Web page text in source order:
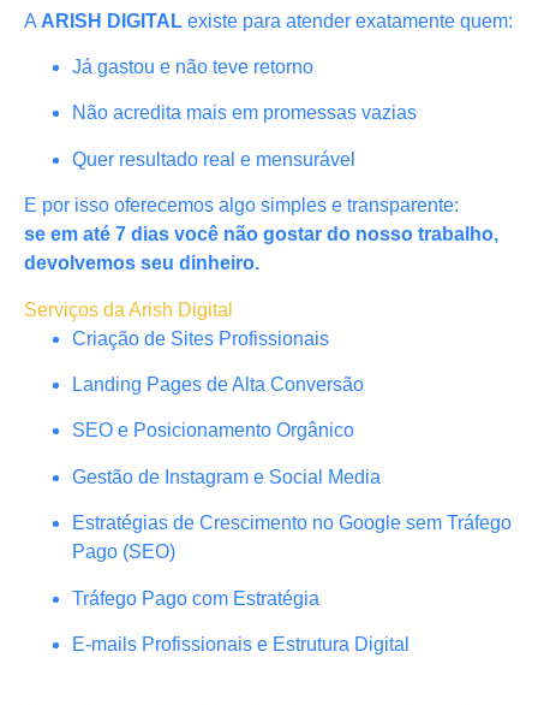
A ARISH DIGITAL existe para atender exatamente quem:
Já gastou e não teve retorno
Não acredita mais em promessas vazias
Quer resultado real e mensurável
E por isso oferecemos algo simples e transparente:
se em até 7 dias você não gostar do nosso trabalho,
devolvemos seu dinheiro.
Serviços da Arish Digital
Criação de Sites Profissionais
Landing Pages de Alta Conversão
SEO e Posicionamento Orgânico
Gestão de Instagram e Social Media
Estratégias de Crescimento no Google sem Tráfego
Pago (SEO)
Tráfego Pago com Estratégia
E-mails Profissionais e Estrutura Digital